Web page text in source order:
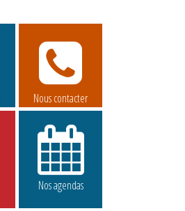
Nous contacter
Nos agendas